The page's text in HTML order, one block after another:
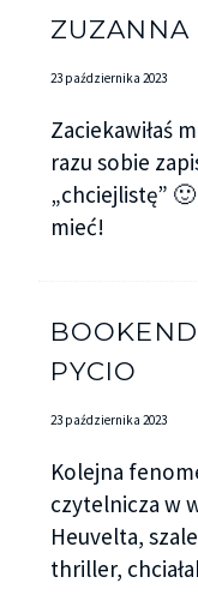
ZUZANNA
23 października 2023
Zaciekawiłaś
razu sobie
„chciejlistę”
mieć!
PYCIO
23 października 2023
Kolejna
czytelnicza w
Heuvelta,
thriller,